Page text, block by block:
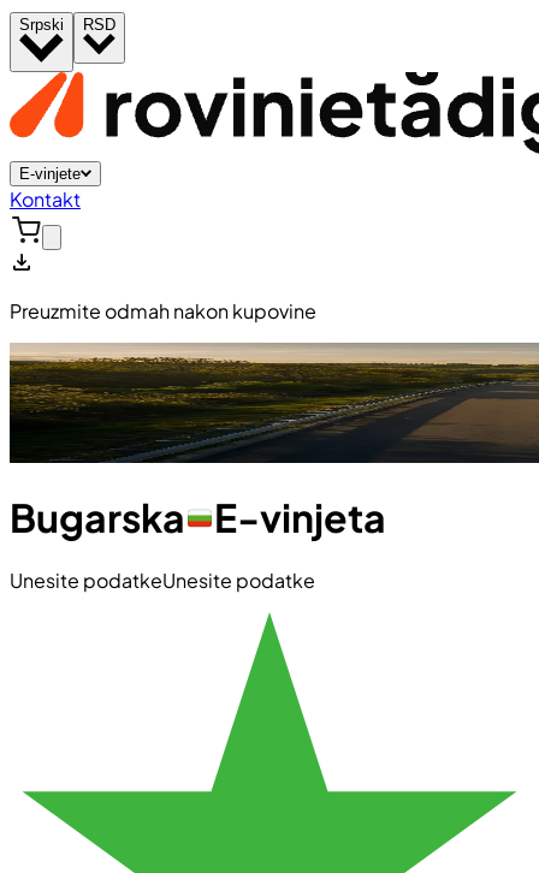
Srpski RSD
E-vinjete
Kontakt
Preuzmite odmah nakon kupovine
Bugarska E-vinjeta
Unesite podatkeUnesite podatke